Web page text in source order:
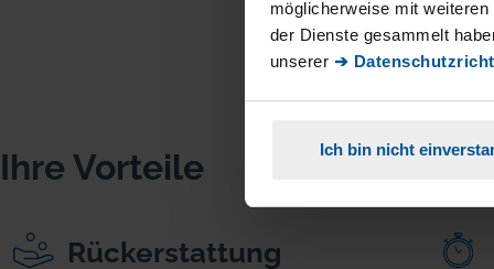
möglicherweise mit
der Dienste gesammelt
unserer ➔
Ich bin nicht
Ihre Vorteile
Rückerstattung